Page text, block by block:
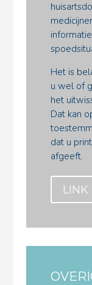
Het is
u wel of
het
Dat kan
dat u
afgeeft.
LINK